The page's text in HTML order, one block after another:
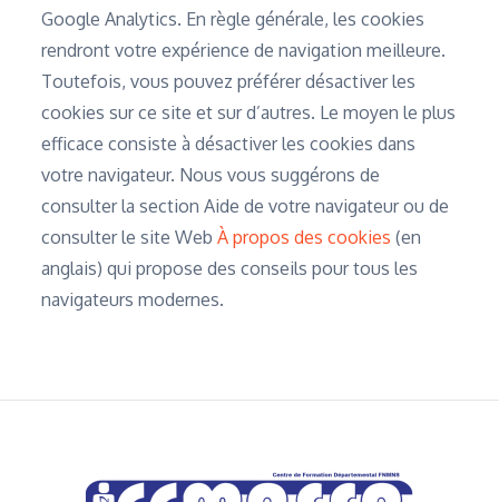
Google Analytics. En règle générale, les cookies
rendront votre expérience de navigation meilleure.
Toutefois, vous pouvez préférer désactiver les
cookies sur ce site et sur d’autres. Le moyen le plus
efficace consiste à désactiver les cookies dans
votre navigateur. Nous vous suggérons de
consulter la section Aide de votre navigateur ou de
consulter le site WebÀ propos des cookies (en
anglais) qui propose des conseils pour tous les
navigateurs modernes.